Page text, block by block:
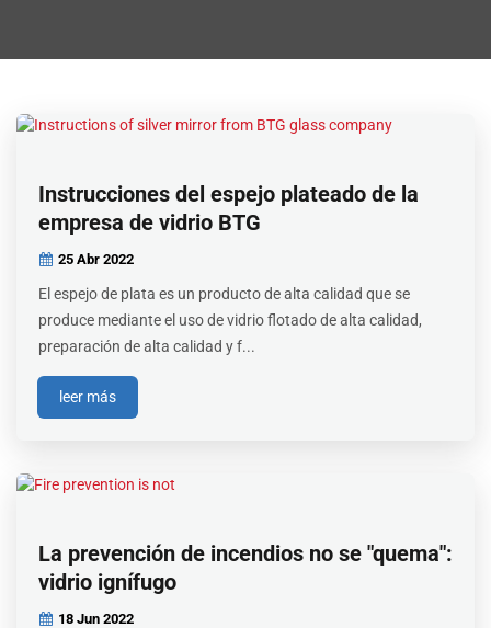
Instrucciones del espejo plateado de la
empresa de vidrio BTG
25 Abr 2022
El espejo de plata es un producto de alta calidad que se
produce mediante el uso de vidrio flotado de alta calidad,
preparación de alta calidad y f...
leer más
La prevención de incendios no se "quema":
vidrio ignífugo
18 Jun 2022